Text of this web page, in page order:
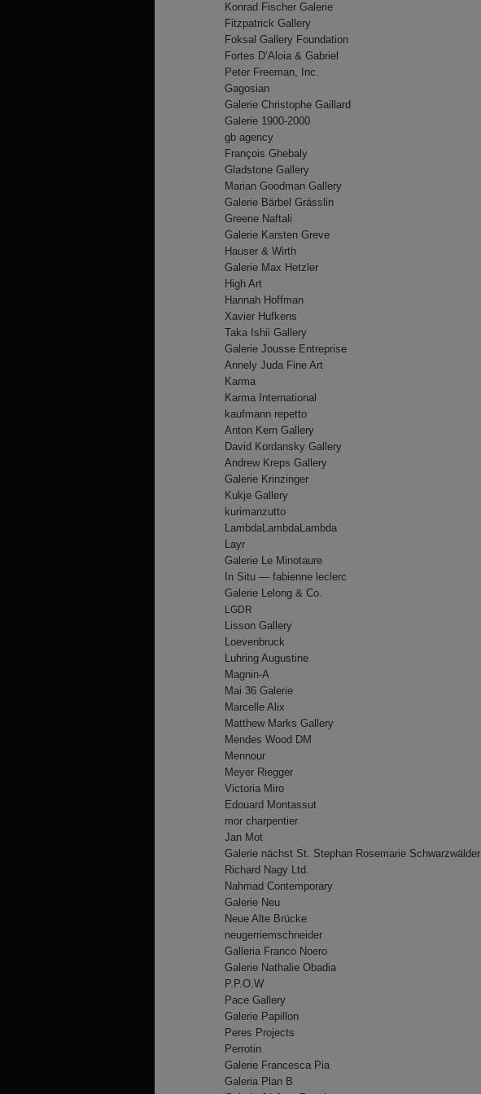
Konrad Fischer Galerie
Fitzpatrick Gallery
Foksal Gallery Foundation
Fortes D’Aloia & Gabriel
Peter Freeman, Inc.
Gagosian
Galerie Christophe Gaillard
Galerie 1900-2000
gb agency
François Ghebaly
Gladstone Gallery
Marian Goodman Gallery
Galerie Bärbel Grässlin
Greene Naftali
Galerie Karsten Greve
Hauser & Wirth
Galerie Max Hetzler
High Art
Hannah Hoffman
Xavier Hufkens
Taka Ishii Gallery
Galerie Jousse Entreprise
Annely Juda Fine Art
Karma
Karma International
kaufmann repetto
Anton Kern Gallery
David Kordansky Gallery
Andrew Kreps Gallery
Galerie Krinzinger
Kukje Gallery
kurimanzutto
LambdaLambdaLambda
Layr
Galerie Le Minotaure
In Situ — fabienne leclerc
Galerie Lelong & Co.
LGDR
Lisson Gallery
Loevenbruck
Luhring Augustine
Magnin-A
Mai 36 Galerie
Marcelle Alix
Matthew Marks Gallery
Mendes Wood DM
Mennour
Meyer Riegger
Victoria Miro
Edouard Montassut
mor charpentier
Jan Mot
Galerie nächst St. Stephan Rosemarie Schwarzwälder
Richard Nagy Ltd.
Nahmad Contemporary
Galerie Neu
Neue Alte Brücke
neugerriemschneider
Galleria Franco Noero
Galerie Nathalie Obadia
P.P.O.W
Pace Gallery
Galerie Papillon
Peres Projects
Perrotin
Galerie Francesca Pia
Galeria Plan B